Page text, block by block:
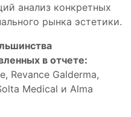
анализ конкретных
рынка эстетики.
в отчете:
Revance Galderma,
Medical и Alma